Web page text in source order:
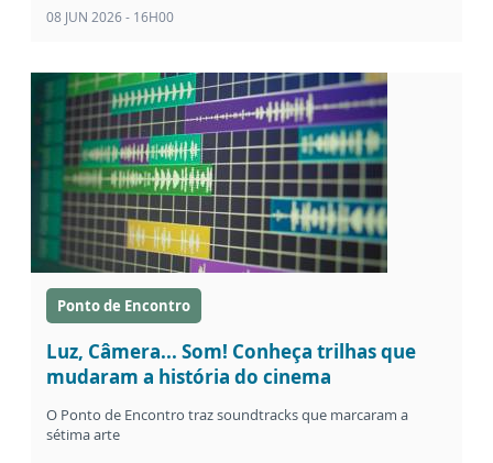
08 JUN 2026 - 16H00
Ponto de Encontro
Luz, Câmera... Som! Conheça trilhas que
mudaram a história do cinema
O Ponto de Encontro traz soundtracks que marcaram a
sétima arte